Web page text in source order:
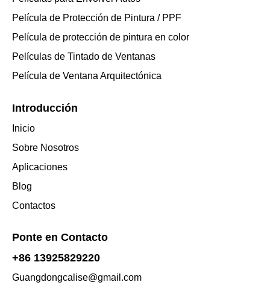
Película de Protección de Pintura / PPF
Película de protección de pintura en color
Películas de Tintado de Ventanas
Película de Ventana Arquitectónica
Introducción
Inicio
Sobre Nosotros
Aplicaciones
Blog
Contactos
Ponte en Contacto
+86 13925829220
Guangdongcalise@gmail.com